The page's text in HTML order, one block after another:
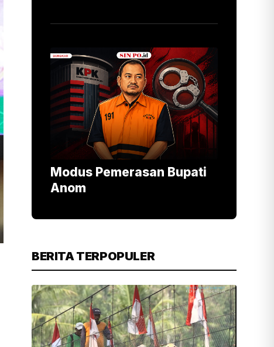
Modus Pemerasan Bupati
Anom
BERITA TERPOPULER